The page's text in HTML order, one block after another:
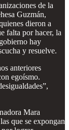
de la
Guzmán,
dieron a
falta por hacer, la
hay
y resuelve.
anteriores
egoísmo.
Mara
que se expongan